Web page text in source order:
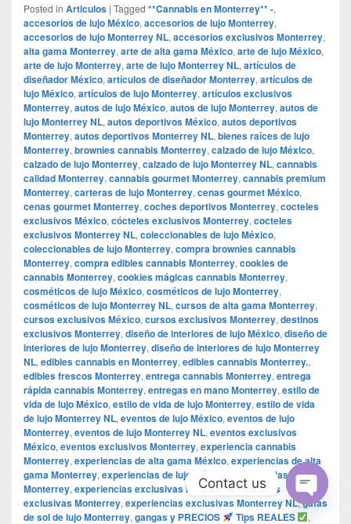
Posted in Articulos | Tagged **Cannabis en Monterrey** -,
accesorios de lujo México, accesorios de lujo Monterrey,
accesorios de lujo Monterrey NL, accesorios exclusivos Monterrey,
alta gama Monterrey, arte de alta gama México, arte de lujo México,
arte de lujo Monterrey, arte de lujo Monterrey NL, artículos de
diseñador México, artículos de diseñador Monterrey, artículos de
lujo México, artículos de lujo Monterrey, artículos exclusivos
Monterrey, autos de lujo México, autos de lujo Monterrey, autos de
lujo Monterrey NL, autos deportivos México, autos deportivos
Monterrey, autos deportivos Monterrey NL, bienes raíces de lujo
Monterrey, brownies cannabis Monterrey, calzado de lujo México,
calzado de lujo Monterrey, calzado de lujo Monterrey NL, cannabis
calidad Monterrey, cannabis gourmet Monterrey, cannabis premium
Monterrey, carteras de lujo Monterrey, cenas gourmet México,
cenas gourmet Monterrey, coches deportivos Monterrey, cocteles
exclusivos México, cócteles exclusivos Monterrey, cocteles
exclusivos Monterrey NL, coleccionables de lujo México,
coleccionables de lujo Monterrey, compra brownies cannabis
Monterrey, compra edibles cannabis Monterrey, cookies de
cannabis Monterrey, cookies mágicas cannabis Monterrey,
cosméticos de lujo México, cosméticos de lujo Monterrey,
cosméticos de lujo Monterrey NL, cursos de alta gama Monterrey,
cursos exclusivos México, cursos exclusivos Monterrey, destinos
exclusivos Monterrey, diseño de interiores de lujo México, diseño de
interiores de lujo Monterrey, diseño de interiores de lujo Monterrey
NL, edibles cannabis en Monterrey, edibles cannabis Monterrey.,
edibles frescos Monterrey, entrega cannabis Monterrey, entrega
rápida cannabis Monterrey, entregas en mano Monterrey, estilo de
vida de lujo México, estilo de vida de lujo Monterrey, estilo de vida
de lujo Monterrey NL, eventos de lujo México, eventos de lujo
Monterrey, eventos de lujo Monterrey NL, eventos exclusivos
México, eventos exclusivos Monterrey, experiencia cannabis
Monterrey, experiencias de alta gama México, experiencias de alta
gama Monterrey, experiencias de lujo México
experiencias de lujo
Monterrey, experiencias exclusivas México ,experiencias
exclusivas Monterrey, experiencias exclusivas Monterrey NL,gafas
de sol de lujo Monterrey, gangas y PRECIOS Tips REALES ,
Contact us
Open